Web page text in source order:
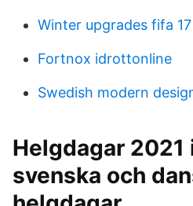
Winter upgrades fifa 17
Fortnox idrottonline
Swedish modern
Helgdagar 2021
svenska och